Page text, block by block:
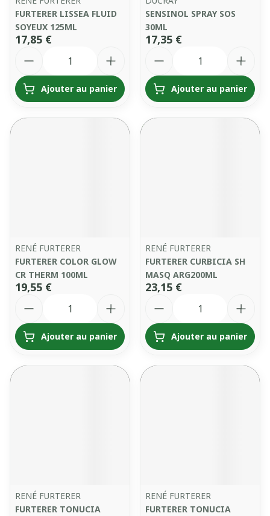
FURTERER LISSEA FLUID
SOYEUX 125ML
17,85 €
Ajouter au panier
SENSINOL SPRAY SOS
30ML
17,35 €
Ajouter au panier
RENÉ FURTERER
FURTERER COLOR GLOW
CR THERM 100ML
19,55 €
Ajouter au panier
RENÉ FURTERER
FURTERER CURBICIA SH
MASQ ARG200ML
23,15 €
Ajouter au panier
RENÉ FURTERER
FURTERER TONUCIA
RENÉ FURTERER
FURTERER TONUCIA